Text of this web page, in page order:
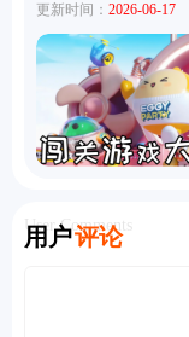
更新时间： 2026-06-17
用户评论
User Comments